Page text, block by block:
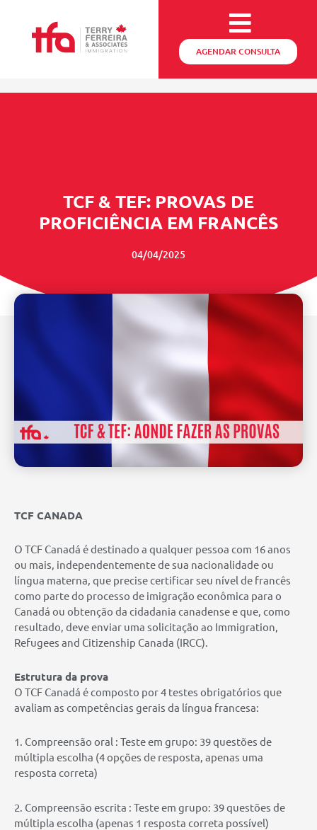
AGENDAR CONSULTA
TCF & TEF: PROVAS DE
PROFICIÊNCIA EM FRANCÊS
04/04/2025
TCF CANADA
O TCF Canadá é destinado a qualquer pessoa com 16 anos
ou mais, independentemente de sua nacionalidade ou
língua materna, que precise certificar seu nível de francês
como parte do processo de imigração econômica para o
Canadá ou obtenção da cidadania canadense e que, como
resultado, deve enviar uma solicitação ao Immigration,
Refugees and Citizenship Canada (IRCC).
Estrutura da prova
O TCF Canadá é composto por 4 testes obrigatórios que
avaliam as competências gerais da língua francesa:
1. Compreensão oral : Teste em grupo: 39 questões de
múltipla escolha (4 opções de resposta, apenas uma
resposta correta)
2. Compreensão escrita : Teste em grupo: 39 questões de
múltipla escolha (apenas 1 resposta correta possível)